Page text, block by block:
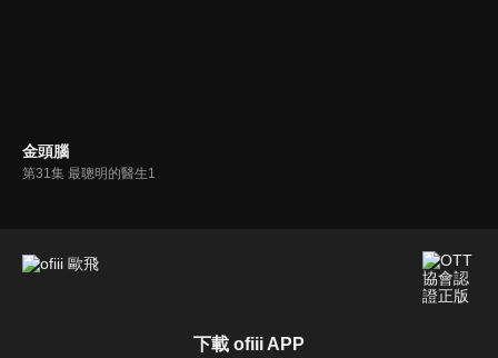
金頭腦
第31集 最聰明的醫生1
下載 ofiii APP